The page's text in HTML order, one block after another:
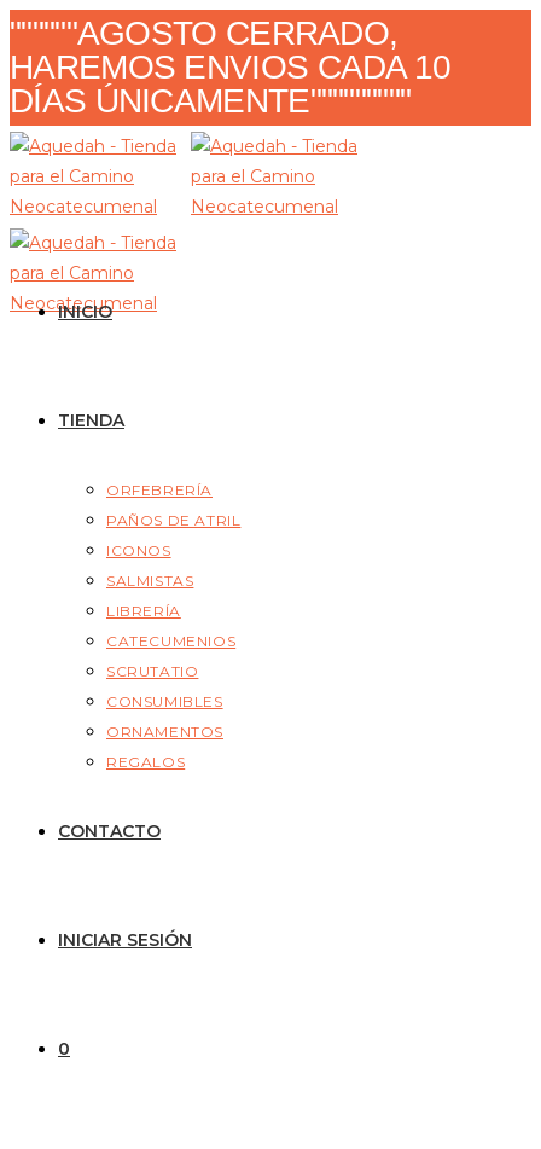
Ir
al
contenido
""""""AGOSTO CERRADO,
HAREMOS ENVIOS CADA 10
DÍAS ÚNICAMENTE"""""""""
INICIO
TIENDA
ORFEBRERÍA
PAÑOS DE ATRIL
ICONOS
SALMISTAS
LIBRERÍA
CATECUMENIOS
SCRUTATIO
CONSUMIBLES
ORNAMENTOS
REGALOS
CONTACTO
INICIAR SESIÓN
0